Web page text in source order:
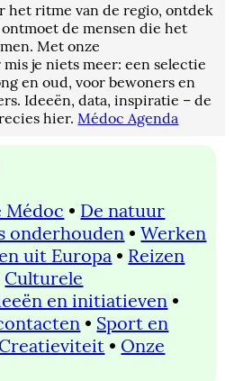
het ritme van de regio, ontdek
de mensen die het
Met onze
je niets meer: een selectie
en oud, voor bewoners en
Ideeën, data, inspiratie – de
hier.Médoc Agenda
Médoc • De natuur
onderhouden •Werken
uit Europa • Reizen
Culturele
en initiatieven •
• Sport en
Creatieviteit • Onze